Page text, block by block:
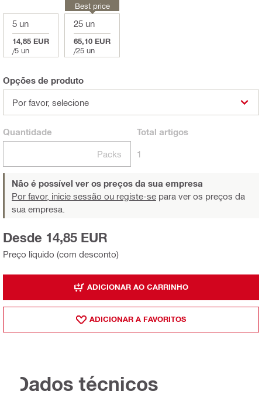
5 un
14,85 EUR
/5 un
25 un
65,10 EUR
/25 un
Best price
Opções de produto
Por favor, selecione
Quantidade
Packs
Total artigos
1
Não é possível ver os preços da sua empresa
Por favor, inicie sessão ou registe-se para ver os preços da
sua empresa.
Preço líquido (com desconto)
Desde 14,85 EUR
ADICIONAR AO CARRINHO
ADICIONAR A FAVORITOS
Dados técnicos